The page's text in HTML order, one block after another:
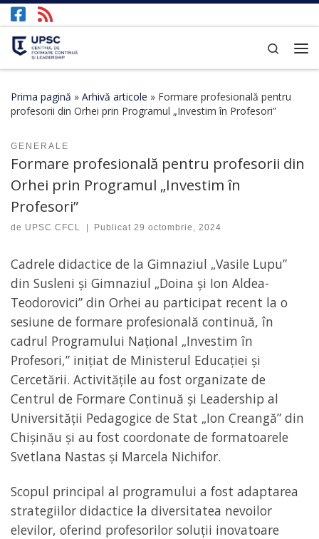
Afișează întregul conținut
Search
Prima pagină » Arhivă articole » Formare profesională pentru
profesorii din Orhei prin Programul „Investim în Profesori”
GENERALE
Formare profesională pentru profesorii din
Orhei prin Programul „Investim în
Profesori”
de UPSC CFCL Publicat29 octombrie, 2024
Cadrele didactice de la Gimnaziul „Vasile Lupu”
din Susleni și Gimnaziul „Doina și Ion Aldea-
Teodorovici” din Orhei au participat recent la o
sesiune de formare profesională continuă, în
cadrul Programului Național „Investim în
Profesori,” inițiat de Ministerul Educației și
Cercetării. Activitățile au fost organizate de
Centrul de Formare Continuă și Leadership al
Universității Pedagogice de Stat „Ion Creangă” din
Chișinău și au fost coordonate de formatoarele
Svetlana Nastas și Marcela Nichifor.
Scopul principal al programului a fost adaptarea
strategiilor didactice la diversitatea nevoilor
elevilor, oferind profesorilor soluții inovatoare